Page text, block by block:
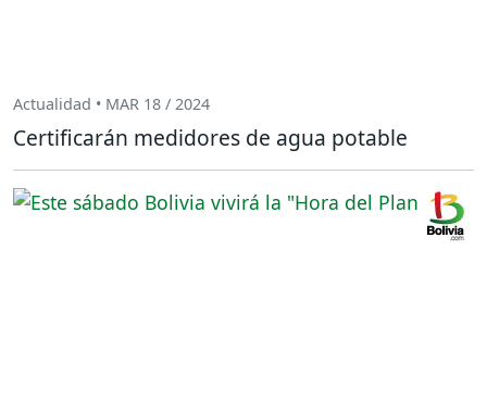
Actualidad • MAR 18 / 2024
Certificarán medidores de agua potable